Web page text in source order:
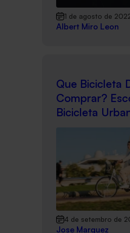
1 de agosto de
Albert Miro Leon
Que Bicicleta
Comprar?
Bicicleta
4 de setembro de
Jose Marquez